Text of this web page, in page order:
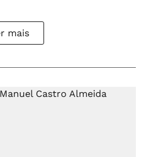
mais